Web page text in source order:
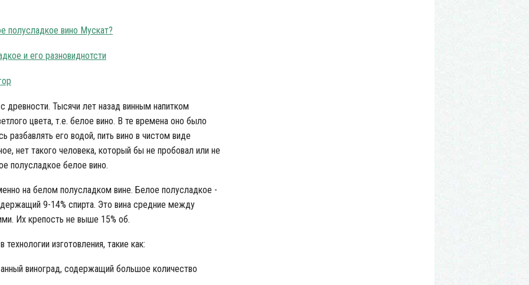
полусладкое вино Мускат?
и его разновиднотсти
древности. Тысячи лет назад винным напитком
цвета, т.е. белое вино. В те времена оно было
разбавлять его водой, пить вино в чистом виде
нет такого человека, который бы не пробовал или не
полусладкое белое вино.
на белом полусладком вине. Белое полусладкое -
9-14% спирта. Это вина средние между
Их крепость не выше 15% об.
изготовления, такие как:
виноград, содержащий большое количество